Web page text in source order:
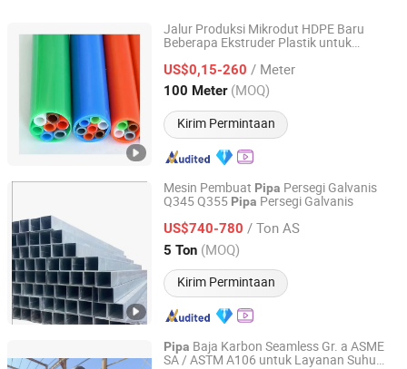
Pembuatan Furnitur
Sistem Air Industri
Produk Pipa Plumbing
Pipa PVC
Berbagai
Pembuatan
Jalur Produksi Mikrodut HDPE Baru
Beberapa Ekstruder Plastik untuk
Menampilkan
US$0,15-260 / Meter
100 Meter (MOQ)
Kirim Permintaan
Shandong Hengde Plastic Co., Ltd
Shandong, China Harga mulai 2026
Mesin Pembuat Pipa Persegi Galvanis
Q345 Q355 Pipa Persegi Galvanis
US$740-780 / Ton AS
5 Ton (MOQ)
Kirim Permintaan
Shandong Desheng Supply Chain Management Co., Ltd.
Shandong, China Harga mulai 2024
Pipa Baja Karbon Seamless Gr. a ASME
SA / ASTM A106 untuk Layanan Suhu